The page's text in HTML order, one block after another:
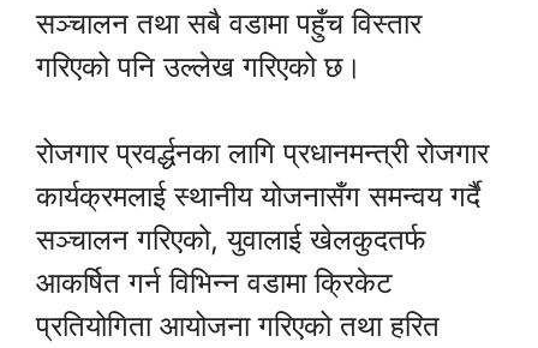
सञ्चालन तथा सबै वडामा पहुँच विस्तार
गरिएको पनि उल्लेख गरिएको छ।
रोजगार प्रवर्द्धनका लागि प्रधानमन्त्री रोजगार
कार्यक्रमलाई स्थानीय योजनासँग समन्वय गर्दै
सञ्चालन गरिएको, युवालाई खेलकुदतर्फ
आकर्षित गर्न विभिन्न वडामा क्रिकेट
प्रतियोगिता आयोजना गरिएको तथा हरित